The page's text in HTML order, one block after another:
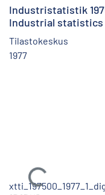
Industristatistik
Industrial statistics
Tilastokeskus
1977